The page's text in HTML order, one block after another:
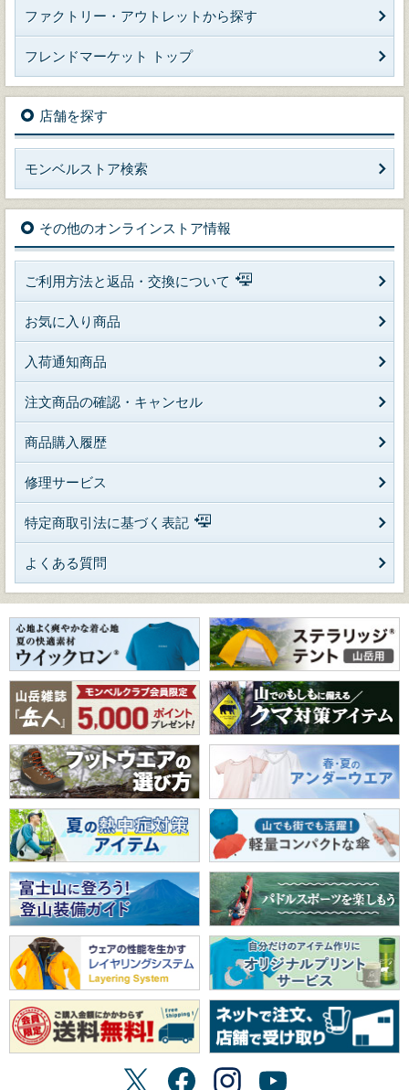
ファクトリー・アウトレットから探す
フレンドマーケット トップ
店舗を探す
モンベルストア検索
その他のオンラインストア情報
ご利用方法と返品・交換について
お気に入り商品
入荷通知商品
注文商品の確認・キャンセル
商品購入履歴
修理サービス
特定商取引法に基づく表記
よくある質問